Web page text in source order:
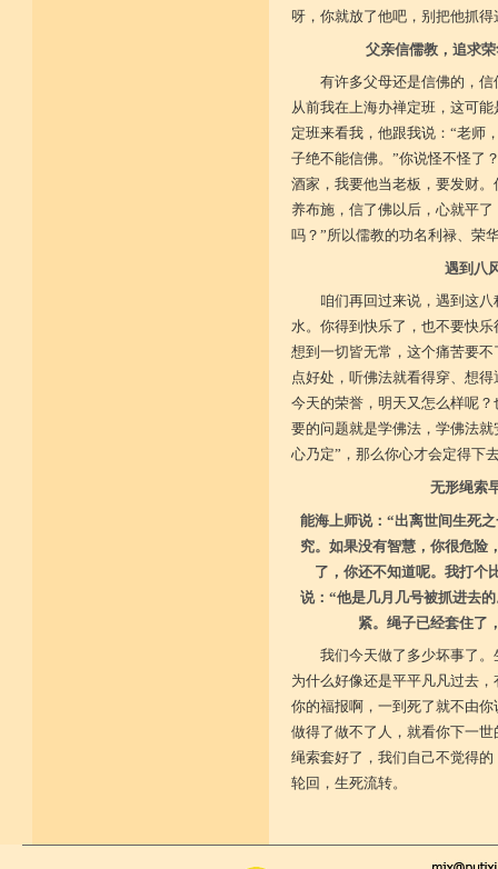
呀，你就放了他吧，别把他抓得
父亲信儒教，追求
有许多父母还是信佛的，
从前我在上海办禅定班，这可
定班来看我，他跟我说：“老师
子绝不能信佛。”你说怪不怪了
酒家，我要他当老板，要发财
养布施，信了佛以后，心就平
吗？”所以儒教的功名利禄、荣
遇到八
咱们再回过来说，遇到这
水。你得到快乐了，也不要快
想到一切皆无常，这个痛苦要
点好处，听佛法就看得穿、想
今天的荣誉，明天又怎么样呢
要的问题就是学佛法，学佛法
心乃定”，那么你心才会定得下
无形绳索
能海上师说：“出离世间生死
究。如果没有智慧，你很危险
了，你还不知道呢。我打个
说：“他是几月几号被抓进去
紧。绳子已经套住了
我们今天做了多少坏事了
为什么好像还是平平凡凡过去
你的福报啊，一到死了就不由
做得了做不了人，就看你下一
绳索套好了，我们自己不觉得
轮回，生死流转。